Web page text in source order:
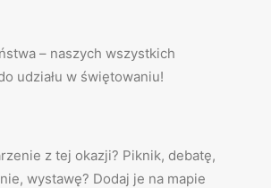
– naszych wszystkich
udziału w świętowaniu!
z tej okazji? Piknik, debatę,
wystawę? Dodaj je na mapie